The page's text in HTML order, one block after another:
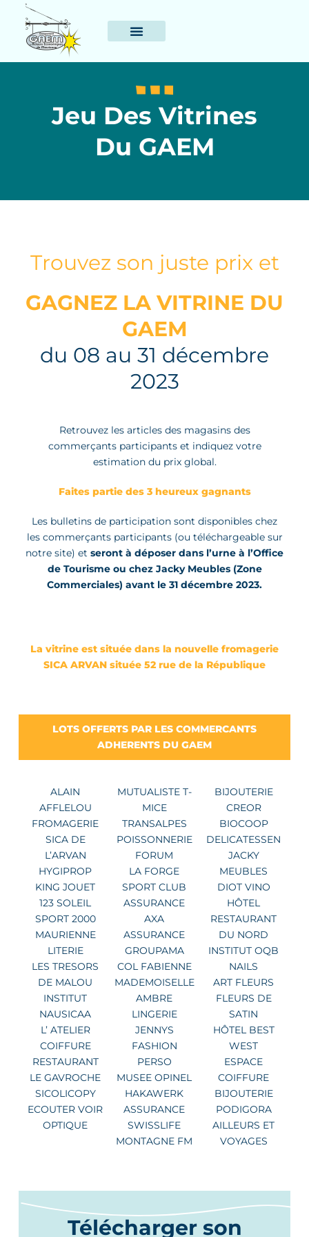
Jeu Des Vitrines
Du GAEM
Trouvez son juste prix et
GAGNEZ LA VITRINE DU
GAEM
du 08 au 31 décembre
2023
Retrouvez les articles des magasins des
commerçants participants et indiquez votre
estimation du prix global.
Faites partie des 3 heureux gagnants
Les bulletins de participation sont disponibles chez
les commerçants participants (ou téléchargeable sur
notre site) et seront à déposer dans l’urne à l’Office
de Tourisme ou chez Jacky Meubles (Zone
Commerciales) avant le 31 décembre 2023.
La vitrine est située dans la nouvelle fromagerie
SICA ARVAN située 52 rue de la République
LOTS OFFERTS PAR LES COMMERCANTS
ADHERENTS DU GAEM
ALAIN
AFFLELOU
FROMAGERIE
SICA DE
L’ARVAN
HYGIPROP
KING JOUET
123 SOLEIL
SPORT 2000
MAURIENNE
LITERIE
LES TRESORS
DE MALOU
INSTITUT
NAUSICAA
L’ ATELIER
COIFFURE
RESTAURANT
LE GAVROCHE
SICOLICOPY
ECOUTER VOIR
OPTIQUE
MUTUALISTE T-
MICE
TRANSALPES
POISSONNERIE
FORUM
LA FORGE
SPORT CLUB
ASSURANCE
AXA
ASSURANCE
GROUPAMA
COL FABIENNE
MADEMOISELLE
AMBRE
LINGERIE
JENNYS
FASHION
PERSO
MUSEE OPINEL
HAKAWERK
ASSURANCE
SWISSLIFE
MONTAGNE FM
BIJOUTERIE
CREOR
BIOCOOP
DELICATESSEN
JACKY
MEUBLES
DIOT VINO
HÔTEL
RESTAURANT
DU NORD
INSTITUT OQB
NAILS
ART FLEURS
FLEURS DE
SATIN
HÔTEL BEST
WEST
ESPACE
COIFFURE
BIJOUTERIE
PODIGORA
AILLEURS ET
VOYAGES
Télécharger son